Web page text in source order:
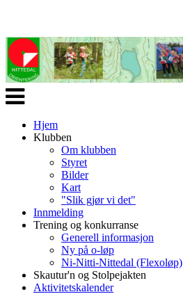
Veksle
navigasjon
Hjem
Klubben
Om klubben
Styret
Bilder
Kart
"Slik gjør vi det"
Innmelding
Trening og konkurranse
Generell informasjon
Ny på o-løp
Ni-Nitti-Nittedal (Flexoløp)
Skautur'n og Stolpejakten
Aktivitetskalender